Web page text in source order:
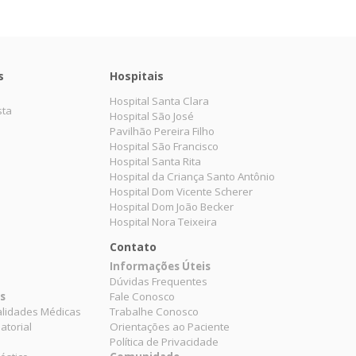
Médicas
Hospitais
Hospital Santa Clara
Hospital São José
Pavilhão Pereira Filho
Hospital São Francisco
Hospital Santa Rita
Hospital da Criança Santo Antônio
Hospital Dom Vicente Scherer
Hospital Dom João Becker
Hospital Nora Teixeira
Contato
Informações Úteis
Dúvidas Frequentes
Fale Conosco
Trabalhe Conosco
Orientações ao Paciente
Política de Privacidade